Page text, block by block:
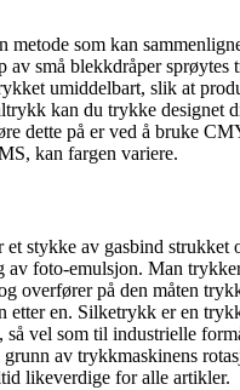
metode som kan
av små blekkdråper sprøytes
umiddelbart, slik at
kan du trykke designet
dette på er ved å bruke
kan fargen variere.
stykke av gasbind strukket
av foto-emulsjon. Man
overfører på den måten
etter en. Silketrykk er en
så vel som til industrielle
grunn av trykkmaskinens
likeverdige for alle artikler.